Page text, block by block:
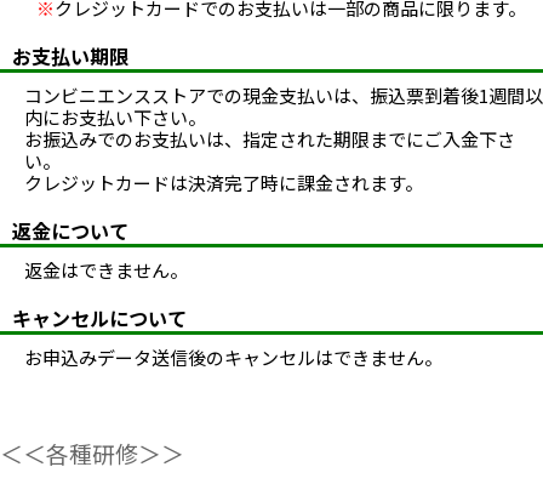
※クレジットカードでのお支払いは一部の商品に限ります。
お支払い期限
コンビニエンスストアでの現金支払いは、振込票到着後1週間以
内にお支払い下さい。
お振込みでのお支払いは、指定された期限までにご入金下さ
い。
クレジットカードは決済完了時に課金されます。
返金について
返金はできません。
キャンセルについて
お申込みデータ送信後のキャンセルはできません。
＜＜各種研修＞＞